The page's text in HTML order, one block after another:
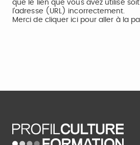
que le lien que vous avez utilisé
l’adresse (URL) incorrectement.
Merci de cliquer icipour aller à la